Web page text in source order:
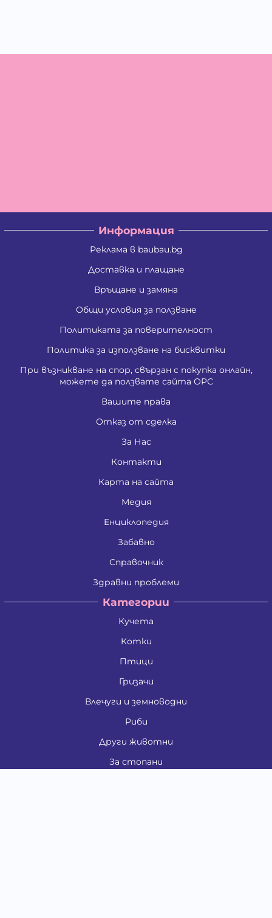
Информация
Реклама в baubau.bg
Доставка и плащане
Връщане и замяна
Общи условия за ползване
Политиката за поверителност
Политика за използване на бисквитки
При възникване на спор, свързан с покупка онлайн,
можете да ползвате сайта ОРС
Вашите права
Отказ от сделка
За Нас
Контакти
Карта на сайта
Медия
Енциклопедия
Забавно
Справочник
Здравни проблеми
Категории
Кучета
Котки
Птици
Гризачи
Влечуги и земноводни
Риби
Други животни
За стопани